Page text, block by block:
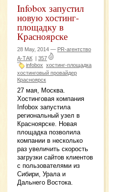
Infobox запустил
новую хостинг-
площадку в
Красноярске
28 May, 2014 — PR-агентство
А-ТАК | 357
infobox хостинг-площадка
хостинговый провайдер
Красноярск
27 мая, Москва.
Хостинговая компания
Infobox запустила
региональный узел в
Красноярске. Новая
площадка позволила
компании в несколько
раз увеличить скорость
загрузки сайтов клиентов
с пользователями из
Сибири, Урала и
Дальнего Востока.